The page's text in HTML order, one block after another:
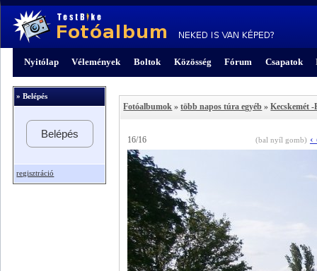
Nyitólap Vélemények Boltok Közösség Fórum Csapatok
» Belépés
Belépés
regisztráció
Fotóalbumok »több napos túra egyéb »Kecskemét
16/16 (bal nyíl gomb) ‹